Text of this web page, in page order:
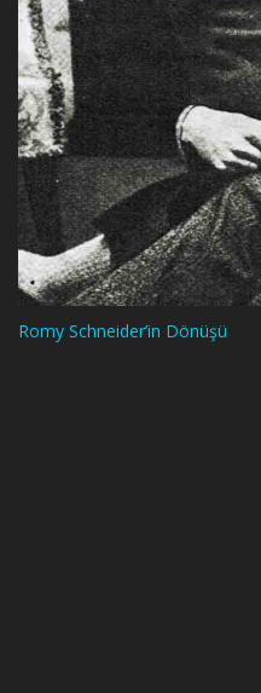
Romy Schneider’in Dönüşü